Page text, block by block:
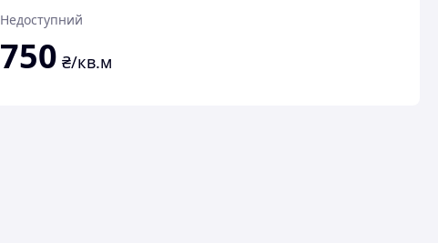
Недоступний
750 ₴/кв.м